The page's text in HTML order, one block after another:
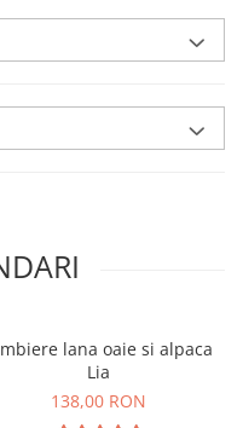
lana oaie si alpaca
Lia
138,00 RON